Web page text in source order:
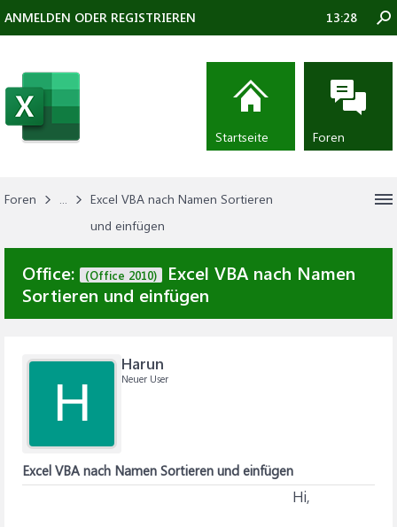
Foren ...
Excel VBA nach Namen Sortieren
und einfügen
Office: (Office 2010)
Excel VBA nach Namen
Sortieren und einfügen
H
Harun
Neuer User
Excel VBA nach Namen Sortieren und einfügen
Hi,
ANMELDEN ODER REGISTRIEREN 13:28
Startseite Foren